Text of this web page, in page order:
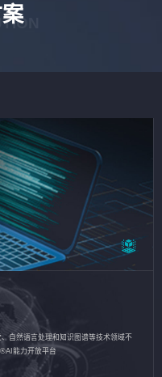
自然语言处理和知识图谱等技术领域不
能力开放平台